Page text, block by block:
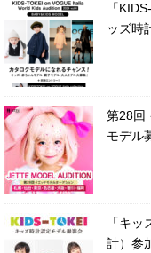
「
ッズ時
第28回
モデル
「キ
計）参